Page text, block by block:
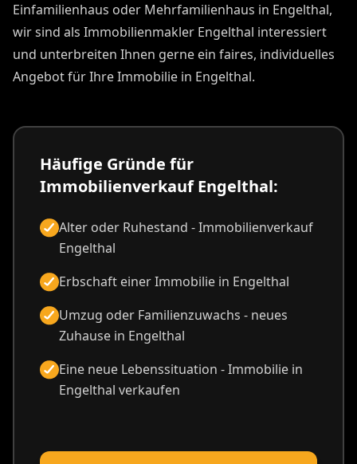
Einfamilienhaus oder Mehrfamilienhaus in Engelthal,
wir sind als Immobilienmakler Engelthal interessiert
und unterbreiten Ihnen gerne ein faires, individuelles
Angebot für Ihre Immobilie in Engelthal.
Häufige Gründe für
Immobilienverkauf Engelthal:
Alter oder Ruhestand - Immobilienverkauf
Engelthal
Erbschaft einer Immobilie in Engelthal
Umzug oder Familienzuwachs - neues
Zuhause in Engelthal
Eine neue Lebenssituation - Immobilie in
Engelthal verkaufen